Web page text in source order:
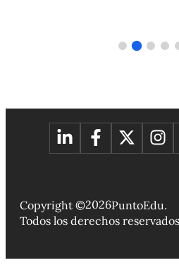
Copyright ©2026PuntoEdu.
Todos los derechos reservados